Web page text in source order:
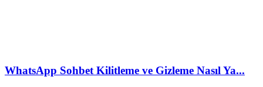
WhatsApp Sohbet Kilitleme ve Gizleme Nasıl Ya...